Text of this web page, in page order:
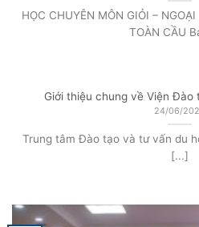
HỌC CHUYÊN MÔN GIỎI –
TOÀN CẦU
Giới thiệu chung về Viện
24/06/
Trung tâm Đào tạo và tư vấn du
[...]